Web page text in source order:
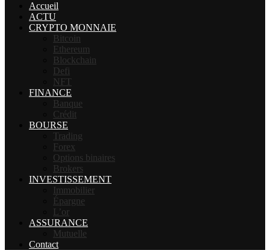
Accueil
ACTU
CRYPTO MONNAIE
Bitcoin
Ethereum
Blockchain
Defi
NFT
FINANCE
Banque
Crédit
BOURSE
Trading
Forex
Options binaires
Brokers
INVESTISSEMENT
Immobilier
Épargne
L’or
ASSURANCE
Mutuelle
Contact